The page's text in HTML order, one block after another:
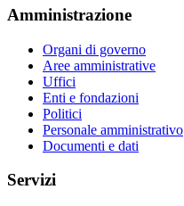
Amministrazione
Organi di governo
Aree amministrative
Uffici
Enti e fondazioni
Politici
Personale amministrativo
Documenti e dati
Servizi